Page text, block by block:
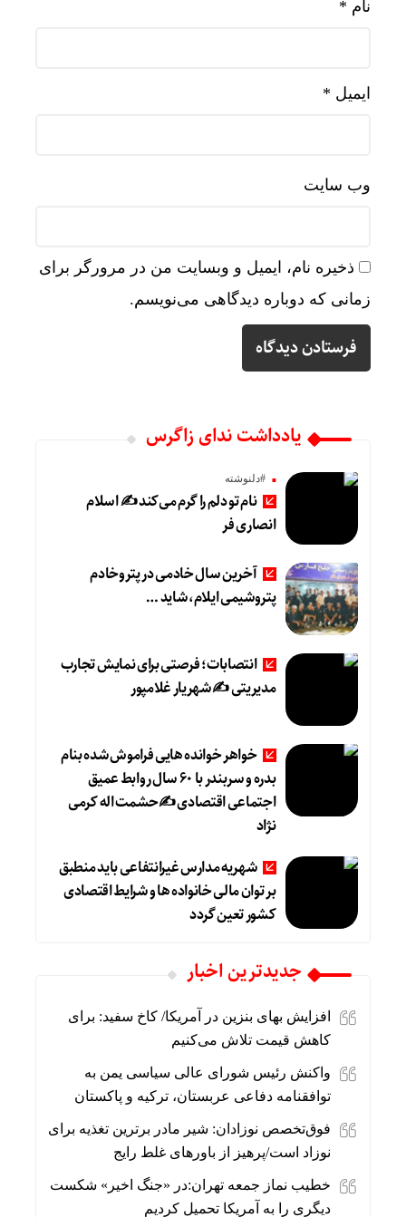
نام *
ایمیل *
وب‌ سایت
ذخیره نام، ایمیل و وبسایت من در مرورگر برای
زمانی که دوباره دیدگاهی می‌نویسم.
یادداشت ندای زاگرس
#دلنوشته
نام تو دلم را گرم می‌کند ✍️ اسلام
انصاری فر
آخرین سال خادمی در پتروخادم
پتروشیمی ایلام، شاید …
انتصابات؛ فرصتی برای نمایش تجارب
مدیریتی ✍ شهریار غلامپور
خواهر خوانده هایی فراموش شده بنام
بدره و سربندر با ۶۰ سال روابط عمیق
اجتماعی اقتصادی ✍حشمت اله کرمی
نژاد
شهریه مدارس غیرانتفاعی باید منطبق
بر توان مالی خانواده ها و شرایط اقتصادی
کشور تعین گردد
جديدترين اخبار
افزایش بهای بنزین در آمریکا/ کاخ سفید: برای
کاهش قیمت تلاش می‌کنیم
واکنش رئیس شورای عالی سیاسی یمن به
توافقنامه دفاعی عربستان، ترکیه و پاکستان
فوق‌تخصص نوزادان: شیر مادر برترین تغذیه برای
نوزاد است/پرهیز از باورهای غلط رایج
خطیب نماز جمعه تهران:در «جنگ اخیر» شکست
دیگری را به آمریکا تحمیل کردیم